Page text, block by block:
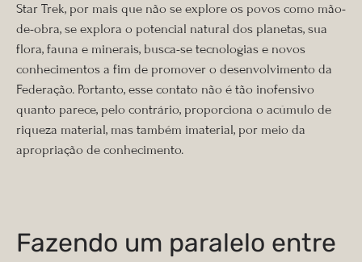
Star Trek, por mais que não se explore os povos como mão-
de-obra, se explora o potencial natural dos planetas, sua
flora, fauna e minerais, busca-se tecnologias e novos
conhecimentos a fim de promover o desenvolvimento da
Federação. Portanto, esse contato não é tão inofensivo
quanto parece, pelo contrário, proporciona o acúmulo de
riqueza material, mas também imaterial, por meio da
apropriação de conhecimento.
Fazendo um paralelo entre